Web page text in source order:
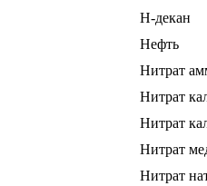
Н-декан
Нефть
Нитрат
Нитрат
Нитрат
Нитрат
Нитрат